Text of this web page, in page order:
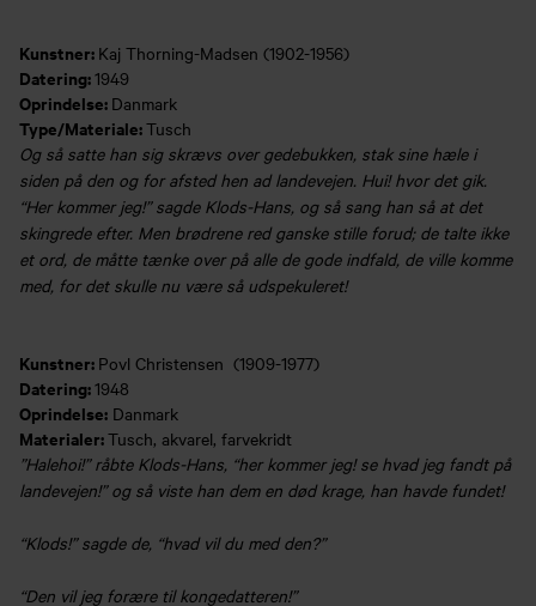
Kunstner: Kaj Thorning-Madsen (1902-1956)
Datering:1949
Oprindelse: Danmark
Type/Materiale:Tusch
Og så satte han sig skrævs over gedebukken, stak sine hæle i
siden på den og for afsted hen ad landevejen. Hui! hvor det gik.
“Her kommer jeg!” sagde Klods-Hans, og så sang han så at det
skingrede efter. Men brødrene red ganske stille forud; de talte ikke
et ord, de måtte tænke over på alle de gode indfald, de ville komme
med, for det skulle nu være så udspekuleret!
Kunstner: Povl Christensen (1909-1977)
Datering:1948
Oprindelse: Danmark
Materialer:Tusch, akvarel, farvekridt
”Halehoi!” råbte Klods-Hans, “her kommer jeg! se hvad jeg fandt på
landevejen!” og så viste han dem en død krage, han havde fundet!
“Klods!” sagde de, “hvad vil du med den?”
“Den vil jeg forære til kongedatteren!”